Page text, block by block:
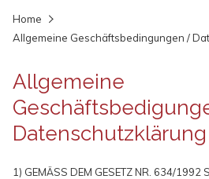
Home
Allgemeine Geschäftsbedingungen /
Allgemeine
Datenschutzklärung
1) GEMÄSS DEM GESETZ NR. 634/1992